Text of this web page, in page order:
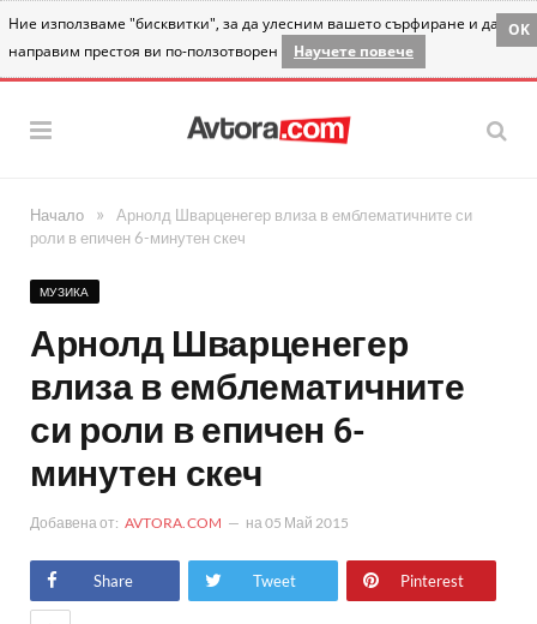
Ние използваме "бисквитки", за да улесним вашето сърфиране и да
направим престоя ви по-ползотворен
Научете повече
OK
Начало »
Арнолд Шварценегер влиза в емблематичните си
роли в епичен 6-минутен скеч
МУЗИКА
Арнолд Шварценегер
влиза в емблематичните
си роли в епичен 6-
минутен скеч
Добавена от: AVTORA.COM на05 Май 2015
Share Tweet Pinterest